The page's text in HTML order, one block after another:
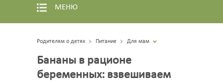
МЕНЮ
Родителям о детях Питание Для мам
Бананы в рационе
беременных: взвешиваем